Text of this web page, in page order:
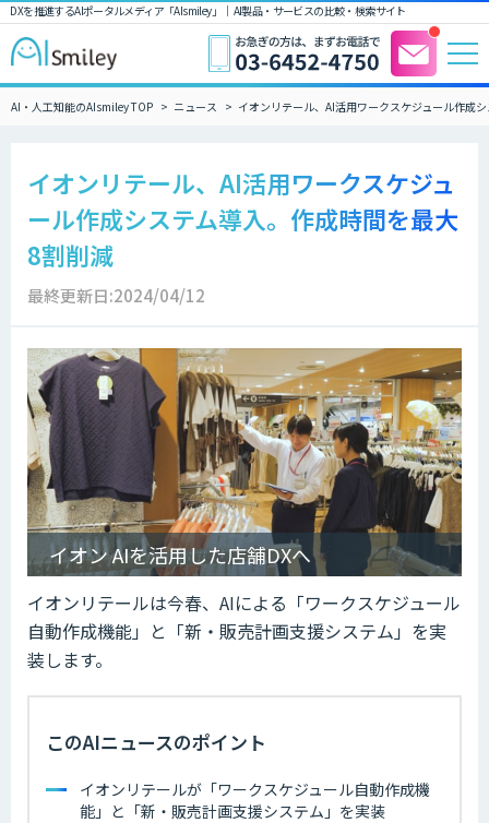
DXを推進するAIポータルメディア「AIsmiley」｜ AI製品・サービスの比較・検索サイト
AI・人工知能のAIsmiley TOP ニュース イオンリテール、AI活用ワークスケジュール作成
イオンリテール、AI活用ワークスケジュ
ール作成システム導入。作成時間を最大
8割削減
最終更新日:2024/04/12
イオン AIを活用した店舗DXへ
イオンリテールは今春、AIによる「ワークスケジュール
自動作成機能」と「新・販売計画支援システム」を実
装します。
このAIニュースのポイント
イオンリテールが「ワークスケジュール自動作成機
能」と「新・販売計画支援システム」を実装